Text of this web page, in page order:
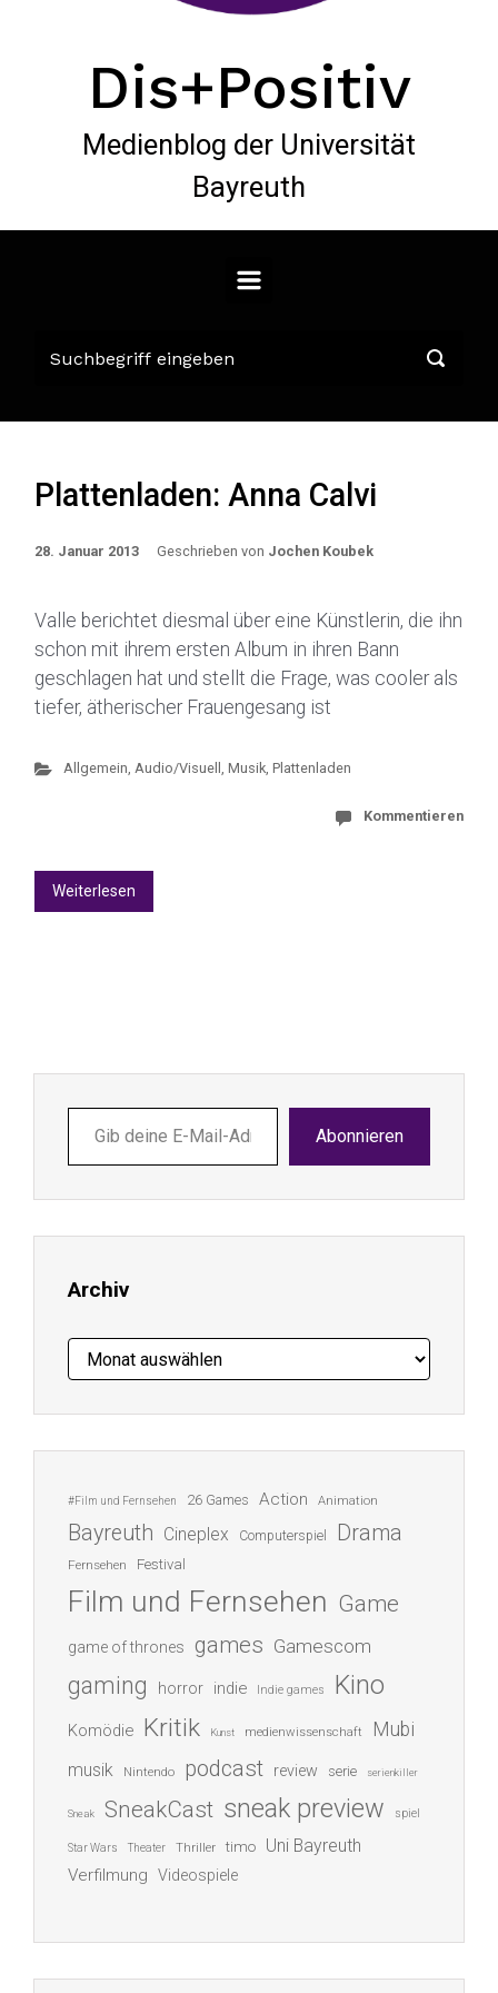
Dis+Positiv
Medienblog der Universität
Bayreuth
Plattenladen: Anna Calvi
28. Januar 2013 Geschrieben von Jochen Koubek
Valle berichtet diesmal über eine Künstlerin, die ihn
schon mit ihrem ersten Album in ihren Bann
geschlagen hat und stellt die Frage, was cooler als
tiefer, ätherischer Frauengesang ist
Allgemein, Audio/Visuell , Musik, Plattenladen
Kommentieren
Weiterlesen
deine
E-
ein ...
Abonnieren
Archiv
Archiv
#Film und Fernsehen 26 Games Action Animation
Bayreuth Cineplex Computerspiel Drama
Fernsehen Festival
Film und Fernsehen Game
game of thrones games Gamescom
gaming horror indie Indie games Kino
Komödie Kritik Kunst medienwissenschaft Mubi
musik Nintendo podcast review serie serienkiller
Sneak SneakCast sneak preview spiel
Star Wars Theater Thriller timo Uni Bayreuth
Verfilmung Videospiele